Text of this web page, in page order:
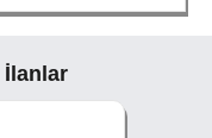
İlanlar